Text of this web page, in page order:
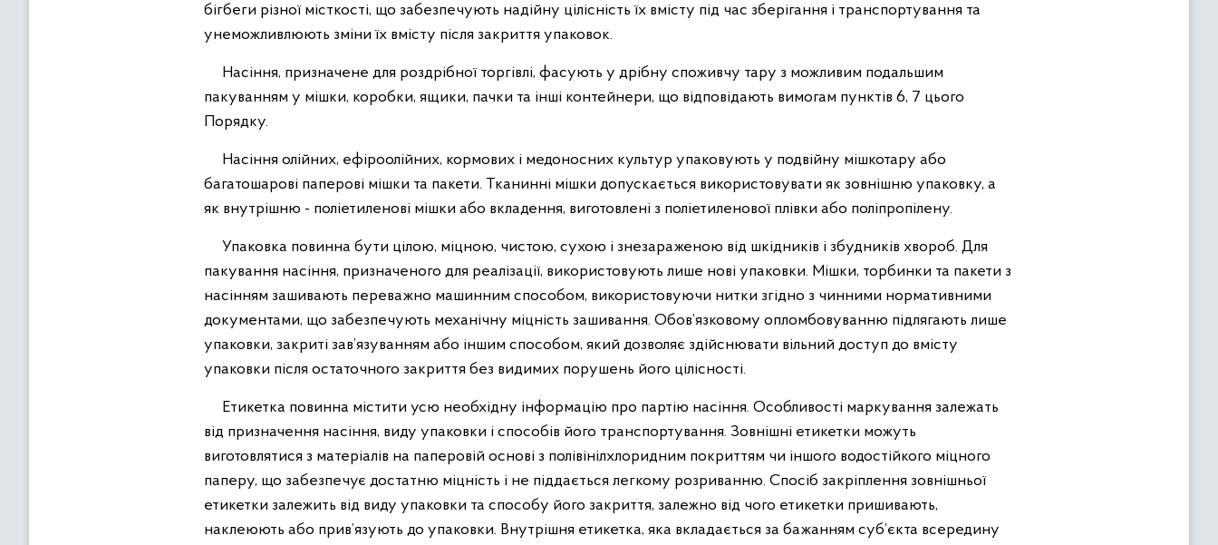
бігбеги різної місткості, що забезпечують надійну цілісність їх вмісту під час зберігання і транспортування та
унеможливлюють зміни їх вмісту після закриття упаковок.
Насіння, призначене для роздрібної торгівлі, фасують у дрібну споживчу тару з можливим подальшим
пакуванням у мішки, коробки, ящики, пачки та інші контейнери, що відповідають вимогам пунктів 6, 7 цього
Порядку.
Насіння олійних, ефіроолійних, кормових і медоносних культур упаковують у подвійну мішкотару або
багатошарові паперові мішки та пакети. Тканинні мішки допускається використовувати як зовнішню упаковку, а
як внутрішню - поліетиленові мішки або вкладення, виготовлені з поліетиленової плівки або поліпропілену.
Упаковка повинна бути цілою, міцною, чистою, сухою і знезараженою від шкідників і збудників хвороб. Для
пакування насіння, призначеного для реалізації, використовують лише нові упаковки. Мішки, торбинки та пакети з
насінням зашивають переважно машинним способом, використовуючи нитки згідно з чинними нормативними
документами, що забезпечують механічну міцність зашивання. Обов’язковому опломбовуванню підлягають лише
упаковки, закриті зав’язуванням або іншим способом, який дозволяє здійснювати вільний доступ до вмісту
упаковки після остаточного закриття без видимих порушень його цілісності.
Етикетка повинна містити усю необхідну інформацію про партію насіння. Особливості маркування залежать
від призначення насіння, виду упаковки і способів його транспортування. Зовнішні етикетки можуть
виготовлятися з матеріалів на паперовій основі з полівінілхлоридним покриттям чи іншого водостійкого міцного
паперу, що забезпечує достатню міцність і не піддається легкому розриванню. Спосіб закріплення зовнішньої
етикетки залежить від виду упаковки та способу його закриття, залежно від чого етикетки пришивають,
наклеюють або прив’язують до упаковки. Внутрішня етикетка, яка вкладається за бажанням суб’єкта всередину